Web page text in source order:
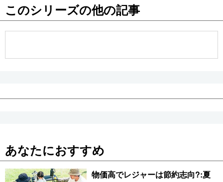
お知らせ
このシリーズの他の記事
あなたにおすすめ
物価高でレジャーは節約志向?:夏